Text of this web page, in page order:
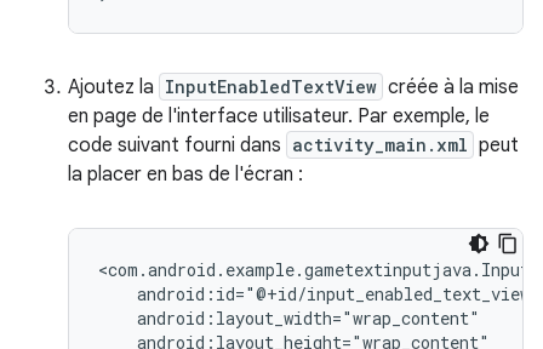
Ajoutez la InputEnabledTextView créée à la mise
en page de l'interface utilisateur. Par exemple, le
code suivant fourni dans activity_main.xml peut
la placer en bas de l'écran :